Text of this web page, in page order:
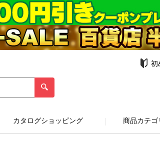
初
カタログショッピング 商品カテゴ